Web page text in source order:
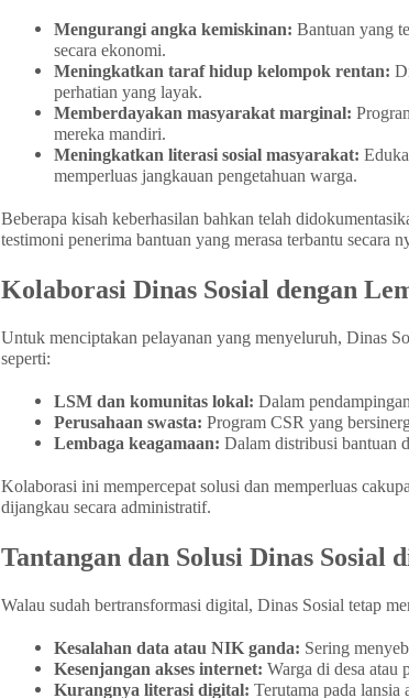
Mengurangi angka kemiskinan: Bantuan yang
secara ekonomi.
Meningkatkan taraf hidup kelompok rentan:
perhatian yang layak.
Memberdayakan masyarakat marginal:
mereka mandiri.
Meningkatkan literasi sosial masyarakat:
memperluas jangkauan pengetahuan warga.
Beberapa kisah keberhasilan bahkan telah
testimoni penerima bantuan yang merasa terbantu secara
Kolaborasi Dinas Sosial dengan
Untuk menciptakan pelayanan yang menyeluruh, Dinas
seperti:
LSM dan komunitas lokal: Dalam
Perusahaan swasta: Program CSR yang
Lembaga keagamaan: Dalam distribusi bantuan
Kolaborasi ini mempercepat solusi dan memperluas
dijangkau secara administratif.
Tantangan dan Solusi Dinas Sosial
Walau sudah bertransformasi digital, Dinas Sosial tetap
Kesalahan data atau NIK ganda: Sering
Kesenjangan akses internet: Warga di desa atau
Kurangnya literasi digital: Terutama pada lansia